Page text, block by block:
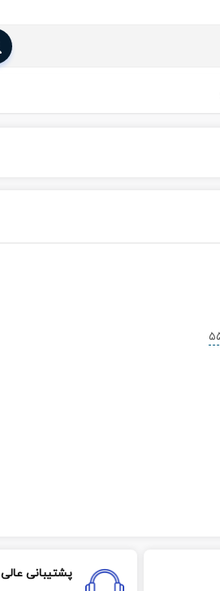
پشتیبانی عالی